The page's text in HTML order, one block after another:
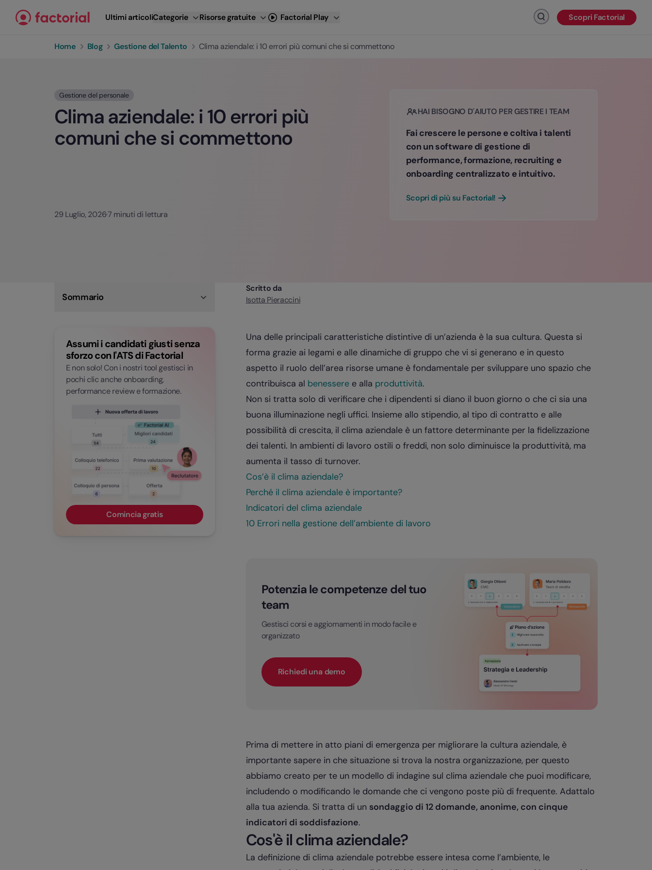
Ultimi articoliCategorie Risorse gratuite Factorial Play Fai clic per cercare
Scopri Factorial
Home Blog Gestione del Talento Clima aziendale: i 10 errori più comuni che si commettono
Gestione del personale
Clima aziendale: i 10 errori più
comuni che si commettono
29 Luglio, 2026·7 minuti di lettura
HAI BISOGNO D´AIUTO PER GESTIRE I TEAM
Fai crescere le persone e coltiva i talenti
con un software di gestione di
performance, formazione, recruiting e
onboarding centralizzato e intuitivo.
Scopri di più su Factorial!
Sommario
10 Errori nella gestione dell'ambiente di lavoro
Analisi del clima aziendale e miglioramento
partendo dalla comunicazione interna
Assumi i candidati giusti senza
sforzo con l'ATS di Factorial
E non solo! Con i nostri tool gestisci in
pochi clic anche onboarding,
performance review e formazione.
Comincia gratis
Scritto da
Isotta Pieraccini
Una delle principali caratteristiche distintive di un’azienda è la sua cultura. Questa si
forma grazie ai legami e alle dinamiche di gruppo che vi si generano e in questo
aspetto il ruolo dell’area risorse umane è fondamentale per sviluppare uno spazio che
contribuisca al benesseree alla produttività.
Non si tratta solo di verificare che i dipendenti si diano il buon giorno o che ci sia una
buona illuminazione negli uffici. Insieme allo stipendio, al tipo di contratto e alle
possibilità di crescita, il clima aziendale è un fattore determinante per la fidelizzazione
dei talenti. In ambienti di lavoro ostili o freddi, non solo diminuisce la produttività, ma
aumenta il tasso di turnover.
Cos’è il clima aziendale?
Perché il clima aziendale è importante?
Indicatori del clima aziendale
10 Errori nella gestione dell’ambiente di lavoro
Potenzia le competenze del tuo
team
Gestisci corsi e aggiornamenti in modo facile e
organizzato
Richiedi una demo
Prima di mettere in atto piani di emergenza per migliorare la cultura aziendale, è
importante sapere in che situazione si trova la nostra organizzazione, per questo
abbiamo creato per te un modello di indagine sul clima aziendale che puoi modificare,
includendo o modificando le domande che ci vengono poste più di frequente. Adattalo
alla tua azienda. Si tratta di un sondaggio di 12 domande, anonime, con cinque
indicatori di soddisfazione.
Cos'è il clima aziendale?
La definizione di clima aziendale potrebbe essere intesa come l’ambiente, le